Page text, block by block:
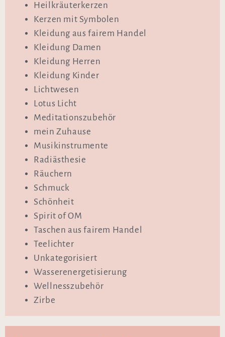
Heilkräuterkerzen
Kerzen mit Symbolen
Kleidung aus fairem Handel
Kleidung Damen
Kleidung Herren
Kleidung Kinder
Lichtwesen
Lotus Licht
Meditationszubehör
mein Zuhause
Musikinstrumente
Radiästhesie
Räuchern
Schmuck
Schönheit
Spirit of OM
Taschen aus fairem Handel
Teelichter
Unkategorisiert
Wasserenergetisierung
Wellnesszubehör
Zirbe